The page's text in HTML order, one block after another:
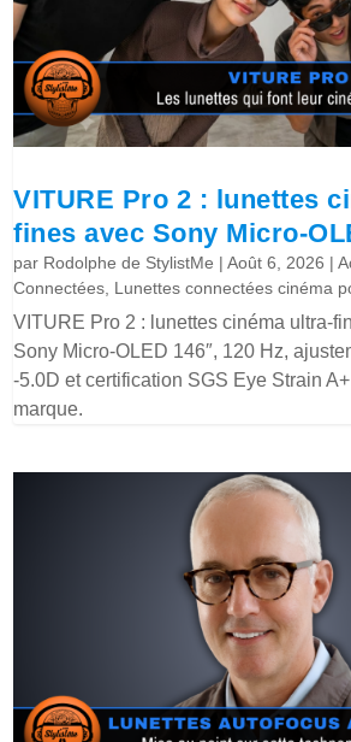
VITURE Pro 2 : lunettes
fines avec Sony Micro-
par Rodolphe de StylistMe |Août 6, 2026 |
Connectées, Lunettes connectées cinéma
VITURE Pro 2 : lunettes cinéma ultra-
Sony Micro-OLED 146″, 120 Hz,
-5.0D et certification SGS Eye Strain
marque.